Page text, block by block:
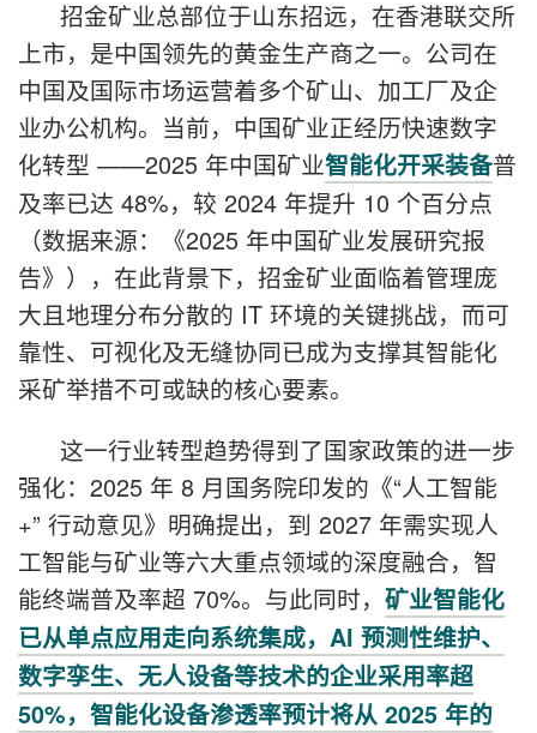
招金矿业总部位于山东招远，在香港联交所
上市，是中国领先的黄金生产商之一。公司在
中国及国际市场运营着多个矿山、加工厂及企
业办公机构。当前，中国矿业正经历快速数字
化转型 ——2025 年中国矿业智能化开采装备普
及率已达 48%，较 2024 年提升 10 个百分点
（数据来源：《2025 年中国矿业发展研究报
告》），在此背景下，招金矿业面临着管理庞
大且地理分布分散的 IT 环境的关键挑战，而可
靠性、可视化及无缝协同已成为支撑其智能化
采矿举措不可或缺的核心要素。
这一行业转型趋势得到了国家政策的进一步
强化：2025 年 8 月国务院印发的《“人工智能
+” 行动意见》明确提出，到 2027 年需实现人
工智能与矿业等六大重点领域的深度融合，智
能终端普及率超 70%。与此同时， 矿业智能化
已从单点应用走向系统集成，AI 预测性维护、
数字孪生、无人设备等技术的企业采用率超
50%，智能化设备渗透率预计将从 2025 年的